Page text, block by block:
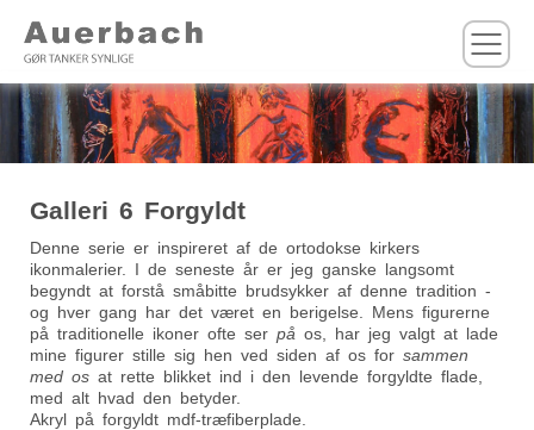
Galleri 6 Forgyldt
Denne serie er inspireret af de ortodokse kirkers
ikonmalerier. I de seneste år er jeg ganske langsomt
begyndt at forstå småbitte brudsykker af denne tradition -
og hver gang har det været en berigelse. Mens figurerne
på traditionelle ikoner ofte ser på os, har jeg valgt at lade
mine figurer stille sig hen ved siden af os for sammen
med os at rette blikket ind i den levende forgyldte flade,
med alt hvad den betyder.
Akryl på forgyldt mdf-træfiberplade.